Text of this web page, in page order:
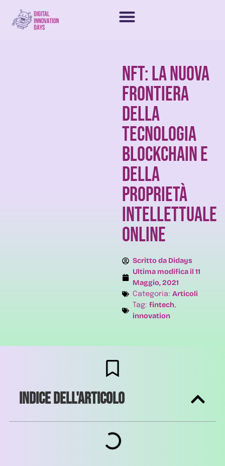
NFT: La nuova
frontiera
della
tecnologia
Blockchain e
della
proprietà
intellettuale
online
Scritto da Didays
Ultima modifica il 11
Maggio, 2021
Categoria: Articoli
Tag: fintech,
innovation
Indice dell'articolo